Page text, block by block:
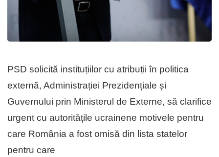
PSD solicită instituțiilor cu atribuții în politica
externă, Administrației Prezidențiale și
Guvernului prin Ministerul de Externe, să clarifice
urgent cu autoritățile ucrainene motivele pentru
care România a fost omisă din lista statelor
pentru care